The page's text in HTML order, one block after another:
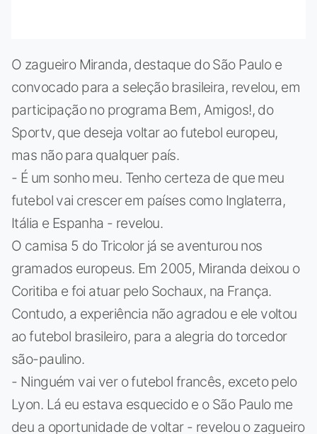
O zagueiro Miranda, destaque do São Paulo e
convocado para a seleção brasileira, revelou, em
participação no programa Bem, Amigos!, do
Sportv, que deseja voltar ao futebol europeu,
mas não para qualquer país.
- É um sonho meu. Tenho certeza de que meu
futebol vai crescer em países como Inglaterra,
Itália e Espanha - revelou.
O camisa 5 do Tricolor já se aventurou nos
gramados europeus. Em 2005, Miranda deixou o
Coritiba e foi atuar pelo Sochaux, na França.
Contudo, a experiência não agradou e ele voltou
ao futebol brasileiro, para a alegria do torcedor
são-paulino.
- Ninguém vai ver o futebol francês, exceto pelo
Lyon. Lá eu estava esquecido e o São Paulo me
deu a oportunidade de voltar - revelou o zagueiro